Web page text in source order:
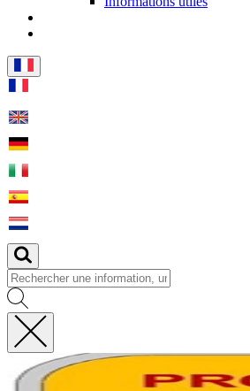
Fermer
la
recherche